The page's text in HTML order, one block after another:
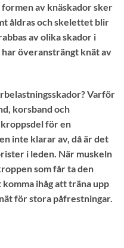
av knäskador sker
åldras och skelettet blir
av olika skador i
överansträngt knät av
Varför
korsband och
för en
inte klarar av, då är det
i leden. När muskeln
som får ta den
ihåg att träna upp
för stora påfrestningar.